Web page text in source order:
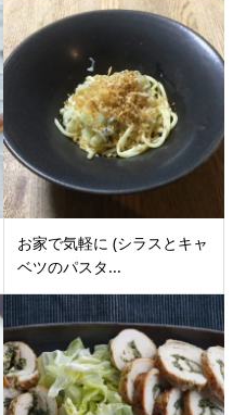
お家で気軽に (シラスとキャ
ベツのパスタ...